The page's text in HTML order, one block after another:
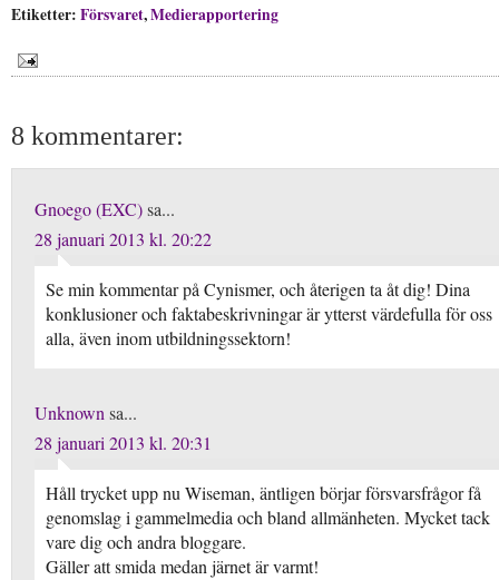
Etiketter: Försvaret,Medierapportering
8 kommentarer:
Gnoego (EXC)sa...
28 januari 2013 kl. 20:22
Se min kommentar på Cynismer, och återigen ta åt dig! Dina
konklusioner och faktabeskrivningar är ytterst värdefulla för oss
alla, även inom utbildningssektorn!
Unknownsa...
28 januari 2013 kl. 20:31
Håll trycket upp nu Wiseman, äntligen börjar försvarsfrågor få
genomslag i gammelmedia och bland allmänheten. Mycket tack
vare dig och andra bloggare.
Gäller att smida medan järnet är varmt!